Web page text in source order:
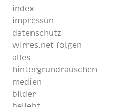
index
impressun
datenschutz
wirres.net folgen
alles
hintergrundrauschen
medien
bilder